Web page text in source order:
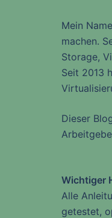
Mein
machen.
Storage,
Seit 2013
Dieser
Wichtiger
Alle
getestet,